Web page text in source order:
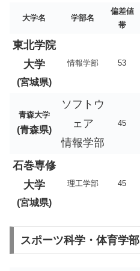
大学名 学部名
偏差値
帯
東北学院
大学
(宮城県)
情報学部 53
青森大学
(青森県)
ソフトウ
ェア
情報学部
45
石巻専修
大学
(宮城県)
理工学部 45
スポーツ科学・体育学部